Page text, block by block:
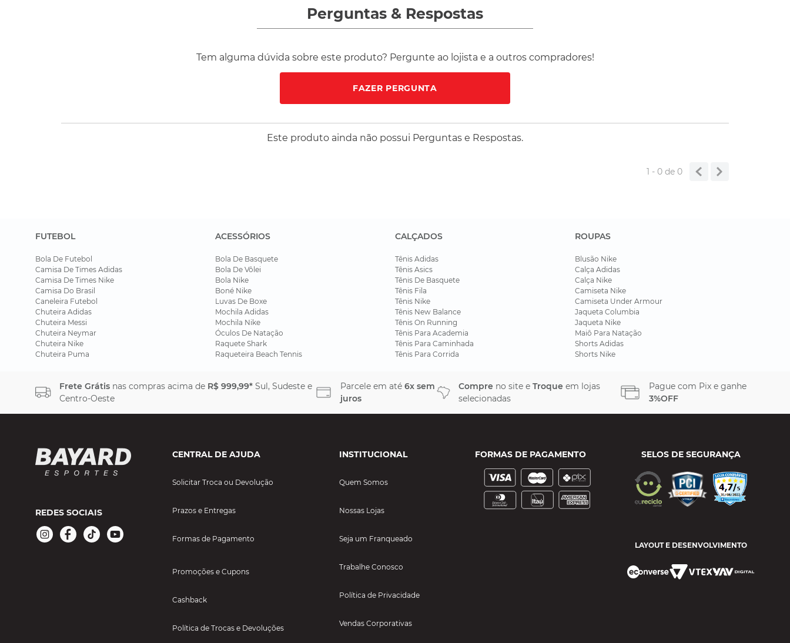
Perguntas & Respostas
Tem alguma dúvida sobre este produto? Pergunte ao lojista e a outros compradores!
FAZER PERGUNTA
Este produto ainda não possui Perguntas e Respostas.
1 - 0de 0
FUTEBOL
Bola De Futebol
Camisa De Times Adidas
Camisa De Times Nike
Camisa Do Brasil
Caneleira Futebol
Chuteira Adidas
Chuteira Messi
Chuteira Neymar
Chuteira Nike
Chuteira Puma
ACESSÓRIOS
Bola De Basquete
Bola De Vôlei
Bola Nike
Boné Nike
Luvas De Boxe
Mochila Adidas
Mochila Nike
Óculos De Natação
Raquete Shark
Raqueteira Beach Tennis
CALÇADOS
Tênis Adidas
Tênis Asics
Tênis De Basquete
Tênis Fila
Tênis Nike
Tênis New Balance
Tênis On Running
Tênis Para Academia
Tênis Para Caminhada
Tênis Para Corrida
ROUPAS
Blusão Nike
Calça Adidas
Calça Nike
Camiseta Nike
Camiseta Under Armour
Jaqueta Columbia
Jaqueta Nike
Maiô Para Natação
Shorts Adidas
Shorts Nike
Frete Grátis nas compras acima de R$ 999,99* Sul, Sudeste e
Centro-Oeste
Parcele em até 6x sem
juros
Compre no site e Troque em lojas
selecionadas
Pague com Pix e ganhe
3%OFF
REDES SOCIAIS
CENTRAL DE AJUDA
Solicitar Troca ou Devolução
Prazos e Entregas
Formas de Pagamento
Promoções e Cupons
Cashback
Política de Trocas e Devoluções
INSTITUCIONAL
Quem Somos
Nossas Lojas
Seja um Franqueado
Trabalhe Conosco
Política de Privacidade
Vendas Corporativas
FORMAS DE PAGAMENTO SELOS DE SEGURANÇA
LAYOUT E DESENVOLVIMENTO